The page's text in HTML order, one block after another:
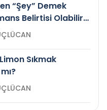
“Şey” Demek
Belirtisi Olabilir
GÜÇLÜCAN
Sıkmak
GÜÇLÜCAN